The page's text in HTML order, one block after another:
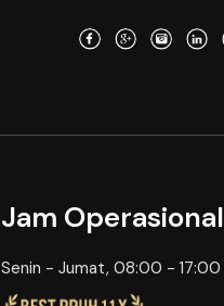
Jam Operasional
Senin - Jumat, 08:00 - 17:00